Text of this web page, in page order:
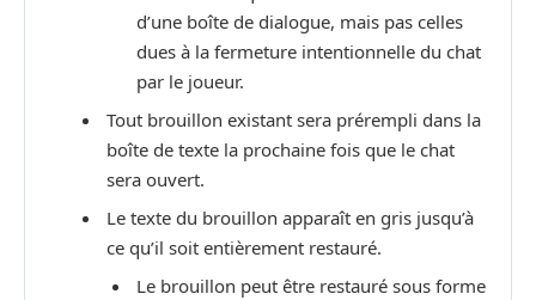
d’une boîte de dialogue, mais pas celles
dues à la fermeture intentionnelle du chat
par le joueur.
Tout brouillon existant sera prérempli dans la
boîte de texte la prochaine fois que le chat
sera ouvert.
Le texte du brouillon apparaît en gris jusqu’à
ce qu’il soit entièrement restauré.
Le brouillon peut être restauré sous forme